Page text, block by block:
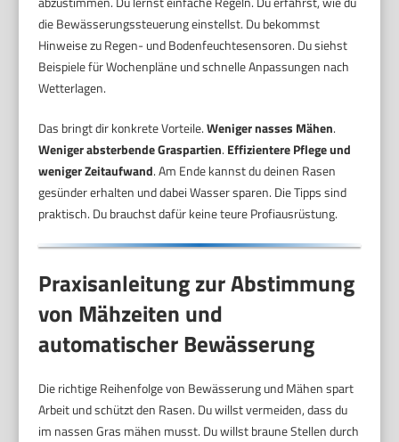
die Bewässerungssteuerung einstellst. Du bekommst
Hinweise zu Regen- und Bodenfeuchtesensoren. Du siehst
Beispiele für Wochenpläne und schnelle Anpassungen nach
Wetterlagen.
Das bringt dir konkrete Vorteile.Weniger nasses Mähen.
Weniger absterbende Graspartien. Effizientere Pflege und
weniger Zeitaufwand. Am Ende kannst du deinen Rasen
gesünder erhalten und dabei Wasser sparen. Die Tipps sind
praktisch. Du brauchst dafür keine teure Profiausrüstung.
Praxisanleitung zur Abstimmung
von Mähzeiten und
automatischer Bewässerung
Die richtige Reihenfolge von Bewässerung und Mähen spart
Arbeit und schützt den Rasen. Du willst vermeiden, dass du
im nassen Gras mähen musst. Du willst braune Stellen durch